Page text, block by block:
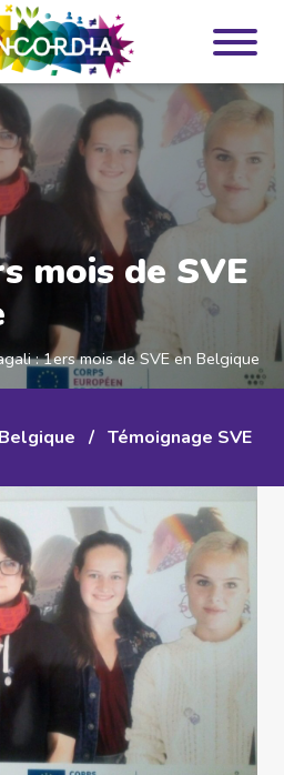
mois de SVE
: 1ers mois de SVE en Belgique
Belgique / Témoignage SVE